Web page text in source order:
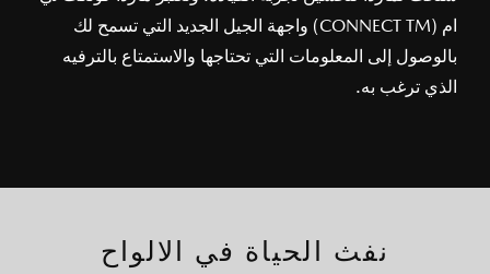
ام (CONNECT TM) واجهة الجيل الجديد التي تسمح لك
بالوصول إلى المعلومات التي تحتاجها والاستمتاع بالترفيه
الذي ترغب به.
نفث الحياة في الالواح